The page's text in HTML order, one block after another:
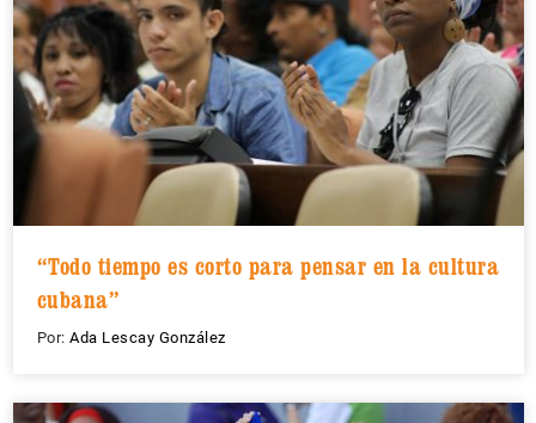
“Todo tiempo es corto para pensar en la cultura
cubana”
Por: Ada Lescay González